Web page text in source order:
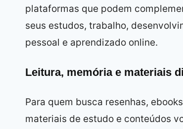
plataformas que podem
seus estudos, trabalho,
pessoal e aprendizado online.
Leitura, memória e materiais
Para quem busca resenhas,
materiais de estudo e conteúdos